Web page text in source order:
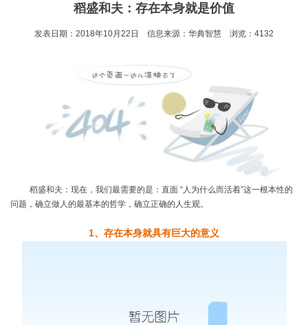
稻盛和夫：存在本身就是价值
发表日期：2018年10月22 日 信息来源：华典智慧 浏览： 4132
稻盛和夫：现在，我们最需要的是：直面 “人为什么而活着”这一根本性的
问题，确立做人的最基本的哲学，确立正确的人生观。
1、 存在本身就具有巨大的意义